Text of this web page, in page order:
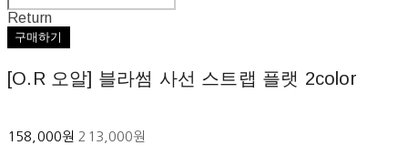
Return
구매하기
[O.R 오알] 블라썸 사선 스트랩 플랫 2color
158,000원 213,000원